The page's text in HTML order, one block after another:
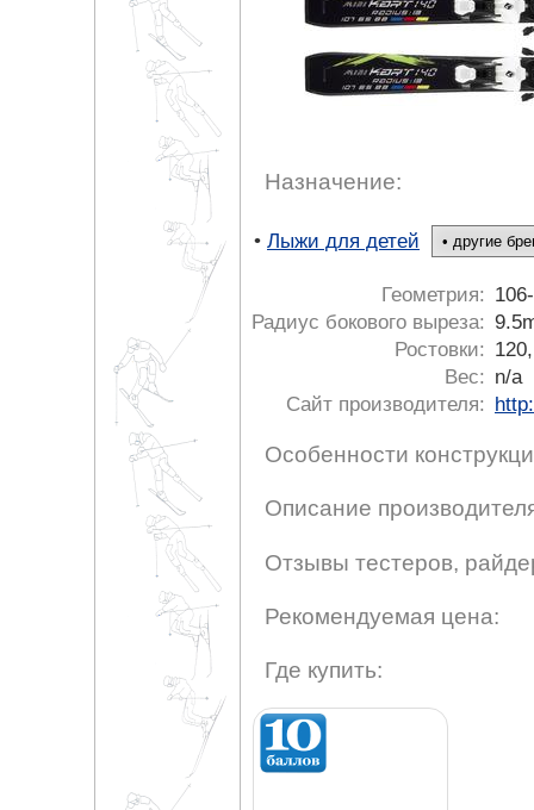
Назначение:
• Лыжи для детей
Геометрия:
Радиус бокового выреза:
Ростовки:
Вес:
n/a
Сайт производителя:
Особенности
Описание
Отзывы тестеров,
Рекомендуемая цена:
Где купить: